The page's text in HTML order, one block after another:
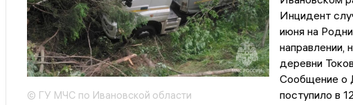
© ГУ МЧС по Ивановской области
Инцидент
июня на
направлении,
деревни
Сообщение о
поступило в